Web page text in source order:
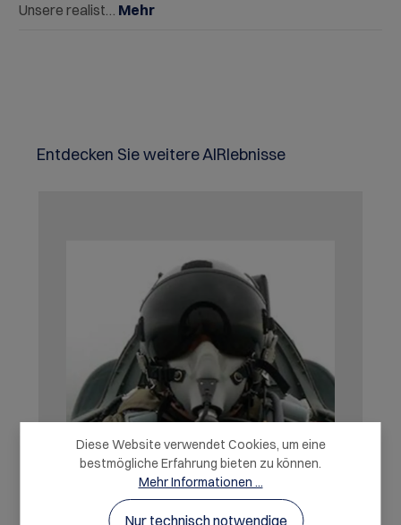
Unsere realist… Mehr
Produktgalerie überspringen
Entdecken Sie weitere AIRlebnisse
Diese Website verwendet Cookies, um eine
bestmögliche Erfahrung bieten zu können.
Mehr Informationen ...
Nur technisch notwendige